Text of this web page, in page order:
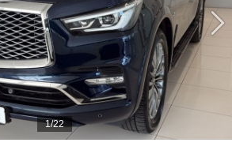
1/22